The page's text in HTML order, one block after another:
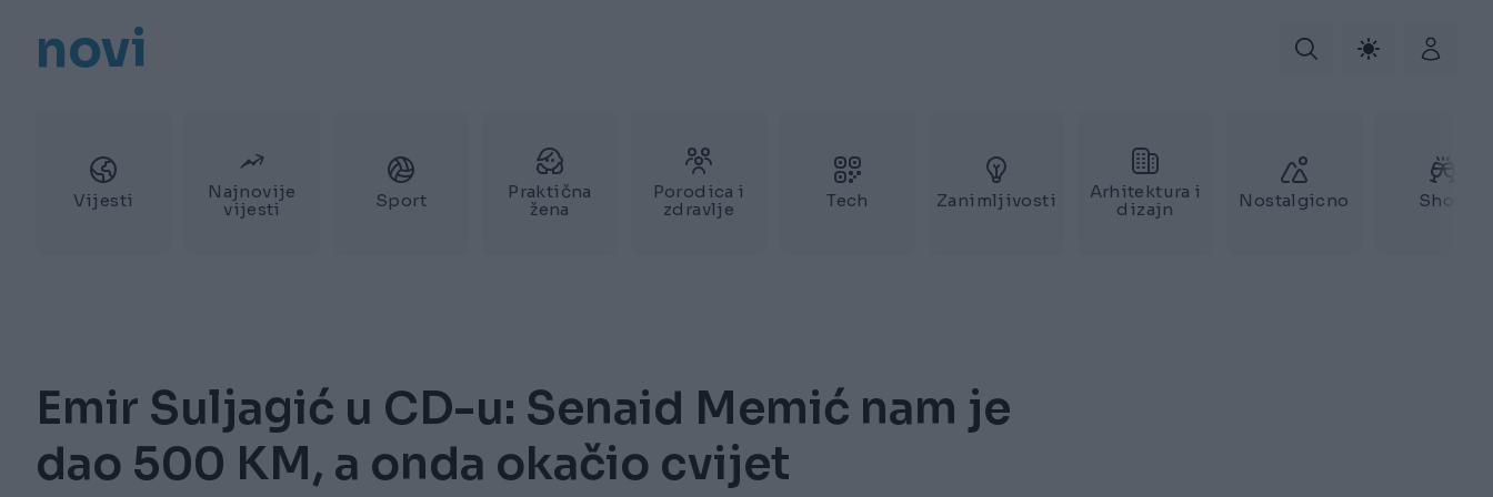
novi
Vijesti
Najnovije
vijesti
Sport
Praktična
žena
Porodica i
zdravlje
Tech Zanimljivosti
Arhitektura i
dizajn
Nostalgicno Show
Emir Suljagić u CD-u: Senaid Memić nam je
dao 500 KM, a onda okačio cvijet